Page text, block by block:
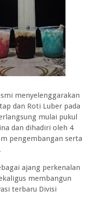
menyelenggarakan
dan Roti Luber pada
mulai pukul
dan dihadiri oleh 4
pengembangan serta
ajang perkenalan
membangun
terbaru Divisi